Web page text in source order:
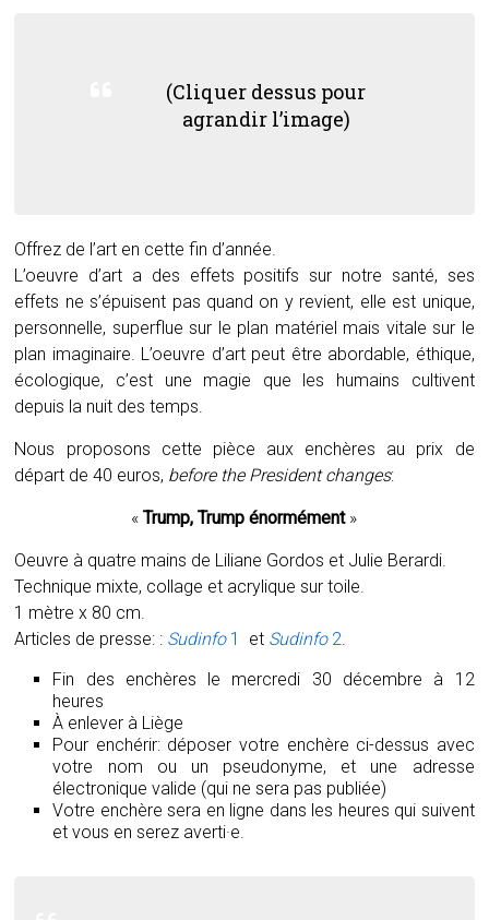
(Cliquer dessus pour
agrandir l’image)
Offrez de l’art en cette fin d’année.
L’oeuvre d’art a des effets positifs sur notre santé, ses
effets ne s’épuisent pas quand on y revient, elle est unique,
personnelle, superflue sur le plan matériel mais vitale sur le
plan imaginaire. L’oeuvre d’art peut être abordable, éthique,
écologique, c’est une magie que les humains cultivent
depuis la nuit des temps.
Nous proposons cette pièce aux enchères au prix de
départ de 40 euros, before the President changes:
«Trump, Trump énormément»
Oeuvre à quatre mains de Liliane Gordos et Julie Berardi.
Technique mixte, collage et acrylique sur toile.
1 mètre x 80 cm.
Articles de presse: : Sudinfo1 et Sudinfo 2.
Fin des enchères le mercredi 30 décembre à 12
heures
À enlever à Liège
Pour enchérir: déposer votre enchère ci-dessus avec
votre nom ou un pseudonyme, et une adresse
électronique valide (qui ne sera pas publiée)
Votre enchère sera en ligne dans les heures qui suivent
et vous en serez averti·e.